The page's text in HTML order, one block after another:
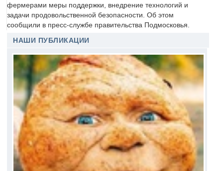
фермерами меры поддержки, внедрение технологий и
задачи продовольственной безопасности. Об этом
сообщили в пресс-службе правительства Подмосковья.
НАШИ ПУБЛИКАЦИИ